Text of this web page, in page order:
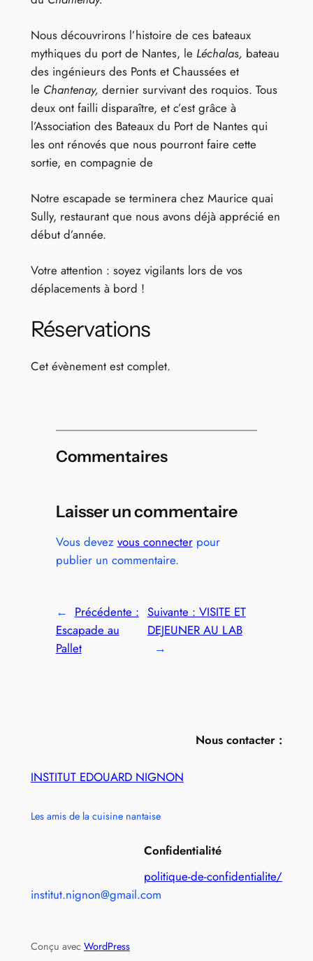
Nous découvrirons l’histoire de ces bateaux
mythiques du port de Nantes, le Léchalas, bateau
des ingénieurs des Ponts et Chaussées et
le Chantenay, dernier survivant des roquios. Tous
deux ont failli disparaître, et c’est grâce à
l’Association des Bateaux du Port de Nantes qui
les ont rénovés que nous pourront faire cette
sortie, en compagnie de
Notre escapade se terminera chez Maurice quai
Sully, restaurant que nous avons déjà apprécié en
début d’année.
Votre attention : soyez vigilants lors de vos
déplacements à bord !
Réservations
Cet évènement est complet.
Commentaires
Laisser un commentaire
Vous devez vous connecterpour
publier un commentaire.
← Précédente :
Escapade au
Pallet
Suivante : VISITE ET
DEJEUNER AU LAB
→
Nous contacter :
INSTITUT EDOUARD NIGNON
Les amis de la cuisine nantaise
Confidentialité
politique-de-confidentialite/
institut.nignon@gmail.com
Conçu avec WordPress